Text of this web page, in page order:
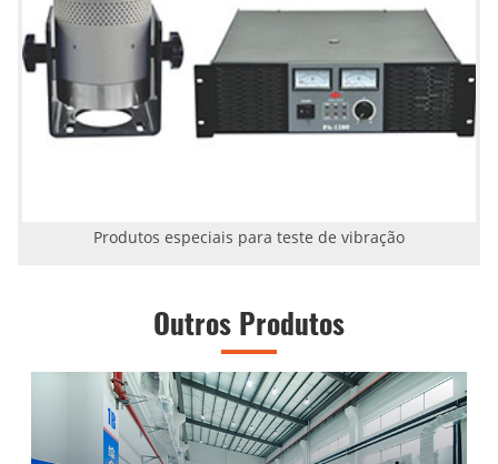
Produtos especiais para teste de vibração
Outros Produtos